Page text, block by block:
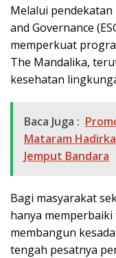
Melalui pendekatan
and Governance
memperkuat
The Mandalika,
kesehatan
Baca Juga :
Mataram
Jemput Bandara
Bagi masyarakat
hanya
membangun
tengah pesatnya